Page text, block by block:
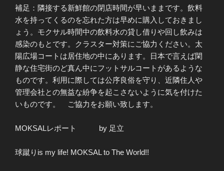
補足：隣接する新鮮館の閉店時間が早いままです。飲料
水を持ってくるのを忘れた方は早めに購入しておきまし
ょう。モクサル時間中の飲料水の貸し借りや回し飲みは
感染のもとです。クラスター対策にご協力ください。太
陽広場コートは居住地の中にあります。日本で言えば閑
静な住宅街のど真ん中にフットサルコートがあるような
ものです。利用に際しては公序良俗を守り、近隣住人や
管理会社との無益な紛争を起こさないように気を付けた
いものです。 ご協力をお願い致します。
MOKSALレポート by 足立
球蹴りis my life! MOKSAL to The World!!